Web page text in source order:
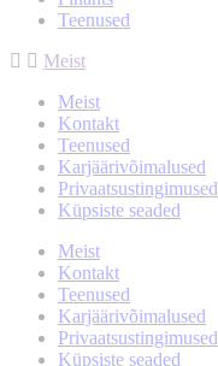
Teenused
Meist
Meist
Kontakt
Teenused
Karjäärivõimalused
Privaatsustingimused
Küpsiste seaded
Meist
Kontakt
Teenused
Karjäärivõimalused
Privaatsustingimused
Küpsiste seaded